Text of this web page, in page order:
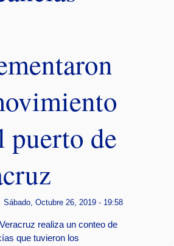
puerto de
Sábado, Octubre 26, 2019 - 19:58
realiza un conteo de
que tuvieron los